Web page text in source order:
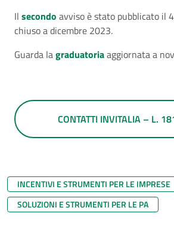
Il secondo avviso è stato pubblicato il
chiuso a dicembre 2023.
Guarda lagraduatoriaaggiornata a
CONTATTI INVITALIA – L.
INCENTIVI E STRUMENTI PER LE IMPRESE
SOLUZIONI E STRUMENTI PER LE PA